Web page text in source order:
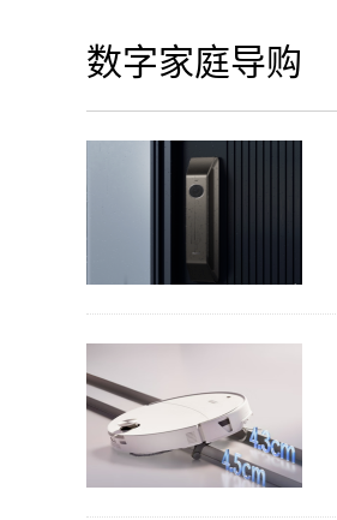
数字家庭导购